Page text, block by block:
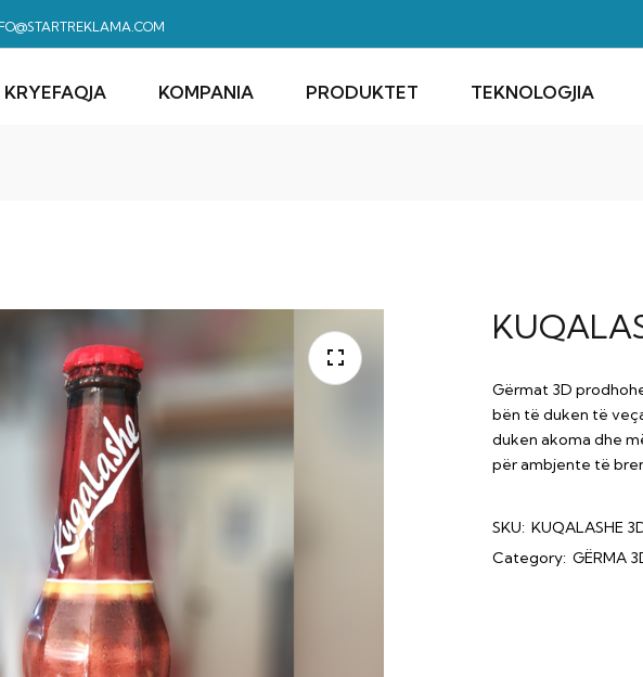
KRYEFAQJA KOMPANIA PRODUKTET TEKNOLOGJIA
Gërmat 3D
bën të duken të
duken akoma dhe
për ambjente të
SKU: KUQALASHE
Category: GËRMA